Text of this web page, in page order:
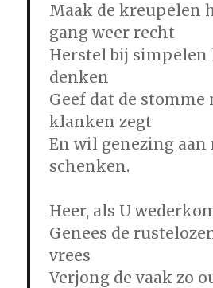
Maak de kreupelen
gang weer recht
Herstel bij simpelen
denken
Geef dat de stomme
klanken zegt
En wil genezing aan
schenken.
Heer, als U
Genees de
vrees
Verjong de vaak zo